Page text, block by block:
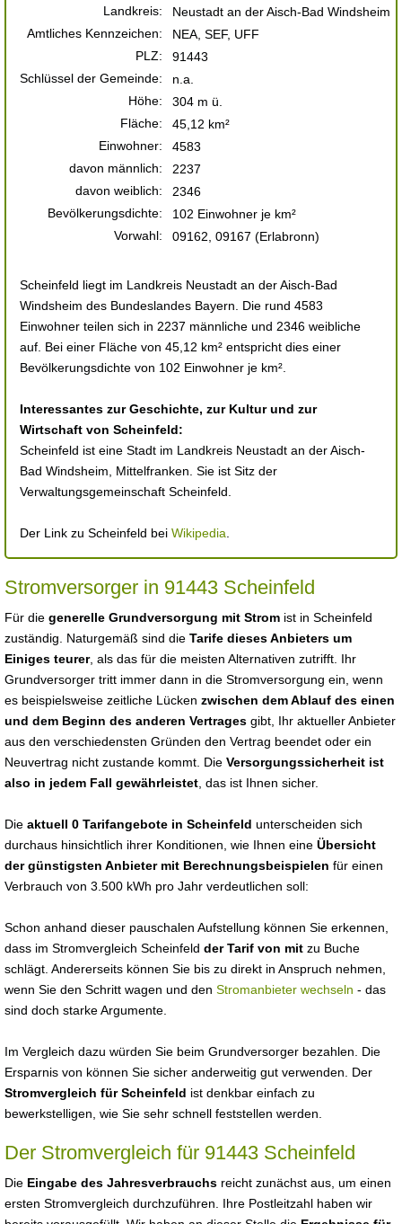
Landkreis:
Neustadt an der Aisch-Bad Windsheim
Amtliches Kennzeichen:
NEA, SEF, UFF
PLZ:
91443
Schlüssel der Gemeinde:
n.a.
Höhe:
304 m ü.
Fläche:
45,12 km²
Einwohner:
4583
davon männlich:
2237
davon weiblich:
2346
Bevölkerungsdichte:
102 Einwohner je km²
Vorwahl:
09162, 09167 (Erlabronn)
Scheinfeld liegt im Landkreis Neustadt an der Aisch-Bad
Windsheim des Bundeslandes Bayern. Die rund 4583
Einwohner teilen sich in 2237 männliche und 2346 weibliche
auf. Bei einer Fläche von 45,12 km² entspricht dies einer
Bevölkerungsdichte von 102 Einwohner je km².
Interessantes zur Geschichte, zur Kultur und zur
Wirtschaft von Scheinfeld:
Scheinfeld ist eine Stadt im Landkreis Neustadt an der Aisch-
Bad Windsheim, Mittelfranken. Sie ist Sitz der
Verwaltungsgemeinschaft Scheinfeld.
Der Link zu Scheinfeld bei Wikipedia
Stromversorger in 91443 Scheinfeld
Für die generelle Grundversorgung mit Strom ist in Scheinfeld
zuständig. Naturgemäß sind die Tarife dieses Anbieters um
Einiges teurer, als das für die meisten Alternativen zutrifft. Ihr
Grundversorger tritt immer dann in die Stromversorgung ein, wenn
es beispielsweise zeitliche Lücken zwischen dem Ablauf des einen
und dem Beginn des anderen Vertrages gibt, Ihr aktueller Anbieter
aus den verschiedensten Gründen den Vertrag beendet oder ein
Neuvertrag nicht zustande kommt. Die Versorgungssicherheit ist
also in jedem Fall gewährleistet , das ist Ihnen sicher.
Die aktuell 0 Tarifangebote in Scheinfeld unterscheiden sich
durchaus hinsichtlich ihrer Konditionen, wie Ihnen eine Übersicht
der günstigsten Anbieter mit Berechnungsbeispielen für einen
Verbrauch von 3.500 kWh pro Jahr verdeutlichen soll:
Schon anhand dieser pauschalen Aufstellung können Sie erkennen,
dass im Stromvergleich Scheinfeld der Tarif von mit zu Buche
schlägt. Andererseits können Sie bis zu direkt in Anspruch nehmen,
wenn Sie den Schritt wagen und den Stromanbieter wechseln - das
sind doch starke Argumente.
Im Vergleich dazu würden Sie beim Grundversorger bezahlen. Die
Ersparnis von können Sie sicher anderweitig gut verwenden. Der
Stromvergleich für Scheinfeld ist denkbar einfach zu
bewerkstelligen, wie Sie sehr schnell feststellen werden.
Der Stromvergleich für 91443 Scheinfeld
Die Eingabe des Jahresverbrauchs reicht zunächst aus, um einen
ersten Stromvergleich durchzuführen. Ihre Postleitzahl haben wir